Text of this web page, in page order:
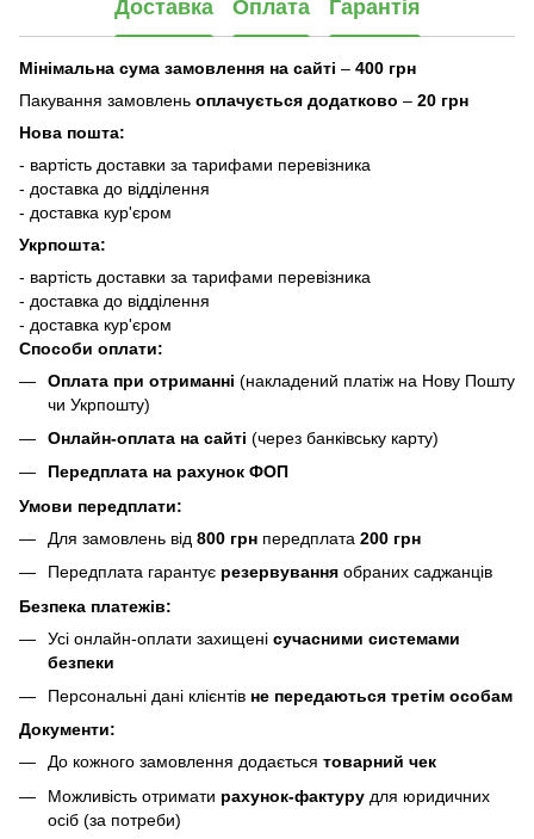
Доставка Оплата Гарантія
Мінімальна сума замовлення на сайті – 400 грн
Пакування замовлень оплачується додатково – 20 грн
Нова пошта:
- вартість доставки за тарифами перевізника
- доставка до відділення
- доставка кур'єром
Укрпошта:
- вартість доставки за тарифами перевізника
- доставка до відділення
- доставка кур'єром
Способи оплати:
Оплата при отриманні (накладений платіж на Нову Пошту
чи Укрпошту)
Онлайн-оплата на сайті (через банківську карту)
Передплата на рахунок ФОП
Умови передплати:
Для замовлень від 800 грн передплата 200 грн
Передплата гарантує резервування обраних саджанців
Безпека платежів:
Усі онлайн-оплати захищені сучасними системами
безпеки
Персональні дані клієнтів не передаються третім особам
Документи:
До кожного замовлення додається товарний чек
Можливість отримати рахунок-фактуру для юридичних
осіб (за потреби)